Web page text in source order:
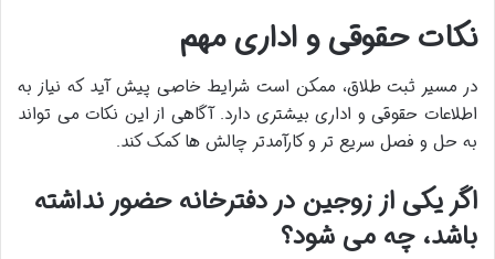
نکات حقوقی و اداری مهم
در مسیر ثبت طلاق، ممکن است شرایط خاصی پیش آید که نیاز به
اطلاعات حقوقی و اداری بیشتری دارد. آگاهی از این نکات می تواند
به حل و فصل سریع تر و کارآمدتر چالش ها کمک کند.
اگر یکی از زوجین در دفترخانه حضور نداشته
باشد، چه می شود؟